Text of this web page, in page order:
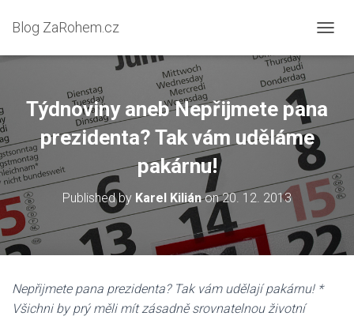
Blog ZaRohem.cz
Ř
O
N
A
V
I
G
A
C
Týdnoviny aneb Nepřijmete pana
prezidenta? Tak vám uděláme
pakárnu!
Published by Karel Kiliánon20. 12. 2013
Nepřijmete pana prezidenta? Tak vám udělají pakárnu! *
Všichni by prý měli mít zásadně srovnatelnou životní